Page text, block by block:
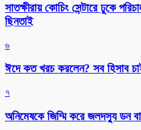
সাতক্ষীরায় কোচিং সেন্টারে ঢুকে
ছিনতাই
৬
ঈদে কত খরচ করলেন? সব হিসাব
৭
অনিমেষকে জিম্মি করে জলদস্যু ডন